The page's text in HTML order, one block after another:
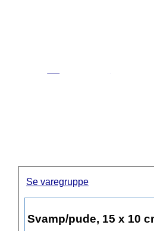
Se varegruppe
Svamp/pude, 15 x 10